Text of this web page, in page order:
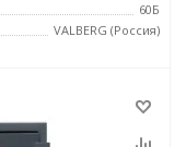
60Б
VALBERG (Россия)